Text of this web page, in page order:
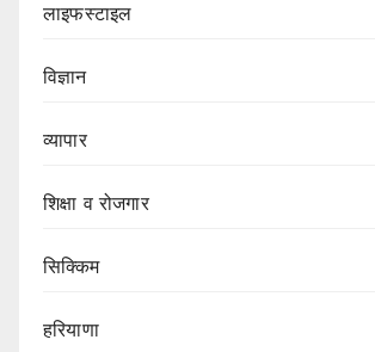
लाइफस्टाइल
विज्ञान
व्यापार
शिक्षा व रोजगार
सिक्किम
हरियाणा